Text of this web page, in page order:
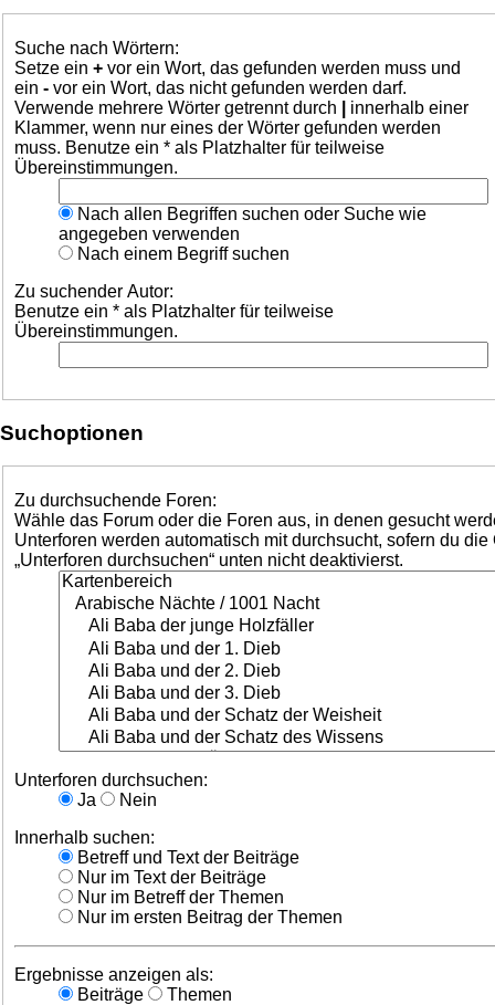
Suche nach Wörtern:
Setze ein + vor ein Wort, das gefunden werden muss und
ein - vor ein Wort, das nicht gefunden werden darf.
Verwende mehrere Wörter getrennt durch
innerhalb einer
Klammer, wenn nur eines der Wörter gefunden werden
muss. Benutze ein * als Platzhalter für teilweise
Übereinstimmungen.
Nach allen Begriffen suchen oder Suche wie
angegeben verwenden
Nach einem Begriff suchen
Zu suchender Autor:
Benutze ein * als Platzhalter für teilweise
Übereinstimmungen.
Suchoptionen
Zu durchsuchende Foren:
Wähle das Forum oder die Foren aus, in denen gesucht
Unterforen werden automatisch mit durchsucht, sofern du die
„Unterforen durchsuchen“ unten nicht deaktivierst.
Unterforen durchsuchen:
Ja
Nein
Innerhalb suchen:
Betreff und Text der Beiträge
Nur im Text der Beiträge
Nur im Betreff der Themen
Nur im ersten Beitrag der Themen
Ergebnisse anzeigen als:
Beiträge
Themen